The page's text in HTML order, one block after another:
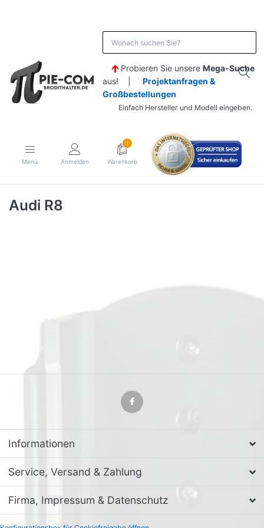
Probieren Sie unsere Mega-Suche
aus! | Projektanfragen &
Großbestellungen
Einfach Hersteller und Modell eingeben.
Menü Anmelden
1
Warenkorb
Audi R8
Informationen
Service, Versand & Zahlung
Firma, Impressum & Datenschutz